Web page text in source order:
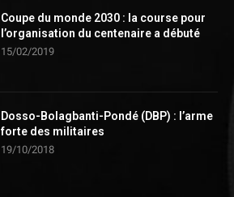
Coupe du monde 2030 : la course pour
l’organisation du centenaire a débuté
15/02/2019
Dosso-Bolagbanti-Pondé (DBP) : l’arme
forte des militaires
19/10/2018